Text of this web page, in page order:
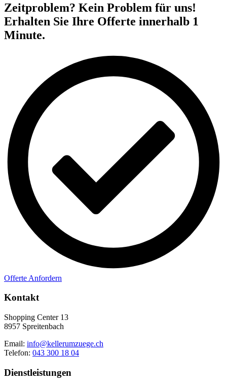
Zeitproblem? Kein Problem für uns!
Erhalten Sie Ihre Offerte innerhalb 1
Minute.
Offerte Anfordern
Kontakt
Shopping Center 13
8957 Spreitenbach
Email: info@kellerumzuege.ch
Telefon: 043 300 18 04
Dienstleistungen